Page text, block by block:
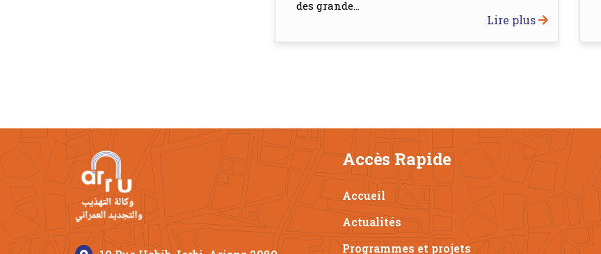
des grande...
Lire plus
Accès Rapide
Accueil
Actualités
Programmes et projets